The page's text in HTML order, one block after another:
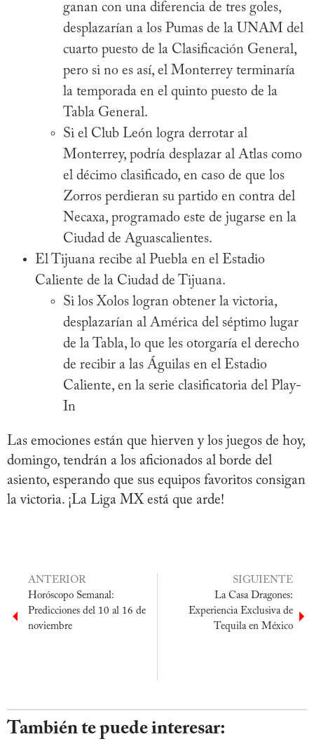
ganan con una diferencia de tres goles,
desplazarían a los Pumas de la UNAM del
cuarto puesto de la Clasificación General,
pero si no es así, el Monterrey terminaría
la temporada en el quinto puesto de la
Tabla General.
Si el Club León logra derrotar al
Monterrey, podría desplazar al Atlas como
el décimo clasificado, en caso de que los
Zorros perdieran su partido en contra del
Necaxa, programado este de jugarse en la
Ciudad de Aguascalientes.
El Tijuana recibe al Puebla en el Estadio
Caliente de la Ciudad de Tijuana.
Si los Xolos logran obtener la victoria,
desplazarían al América del séptimo lugar
de la Tabla, lo que les otorgaría el derecho
de recibir a las Águilas en el Estadio
Caliente, en la serie clasificatoria del Play-
In
Las emociones están que hierven y los juegos de hoy,
domingo, tendrán a los aficionados al borde del
asiento, esperando que sus equipos favoritos consigan
la victoria. ¡La Liga MX está que arde!
ANTERIOR
Horóscopo Semanal:
Predicciones del 10 al 16 de
noviembre
SIGUIENTE
La Casa Dragones:
Experiencia Exclusiva de
Tequila en México
También te puede interesar: